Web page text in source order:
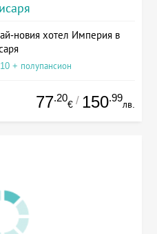
новия хотел Империя в
+ полупансион
77.20
€ / 150.99
лв.